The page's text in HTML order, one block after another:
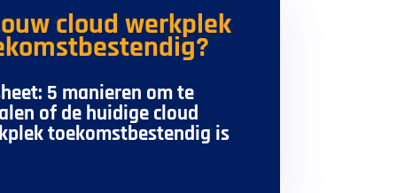
cloud werkplek
5 manieren om te
of de huidige cloud
toekomstbestendig is